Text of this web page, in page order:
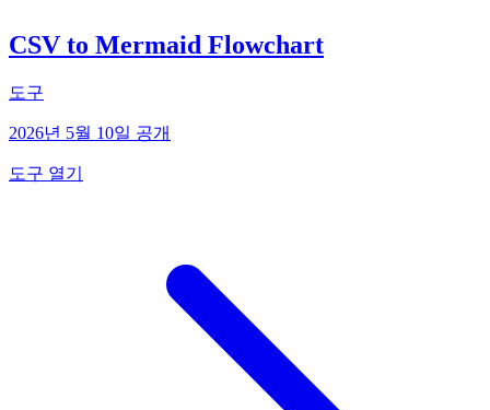
CSV to Mermaid Flowchart
도구
2026년 5월 10일 공개
도구 열기